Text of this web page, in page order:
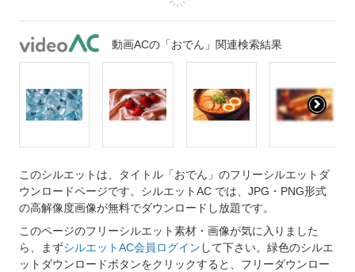
動画ACの「おでん」関連検索結果
このシルエットは、タイトル「おでん」のフリーシルエットダ
ウンロードページです。シルエットAC では、JPG・PNG形式
の高解像度画像が無料でダウンロードし放題です。
このページのフリーシルエット素材・画像が気に入りました
ら、まずシルエットAC会員ログイン して下さい。緑色のシルエ
ットダウンロードボタンをクリックすると、フリーダウンロー